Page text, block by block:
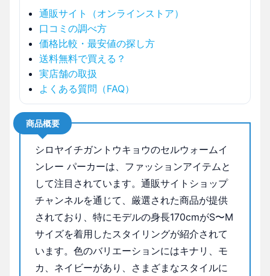
通販サイト（オンラインストア）
口コミの調べ方
価格比較・最安値の探し方
送料無料で買える？
実店舗の取扱
よくある質問（FAQ）
商品概要
シロヤイチガントウキョウのセルウォームイ
ンレー パーカーは、ファッションアイテムと
して注目されています。通販サイトショップ
チャンネルを通じて、厳選された商品が提供
されており、特にモデルの身長170cmがS〜M
サイズを着用したスタイリングが紹介されて
います。色のバリエーションにはキナリ、モ
カ、ネイビーがあり、さまざまなスタイルに